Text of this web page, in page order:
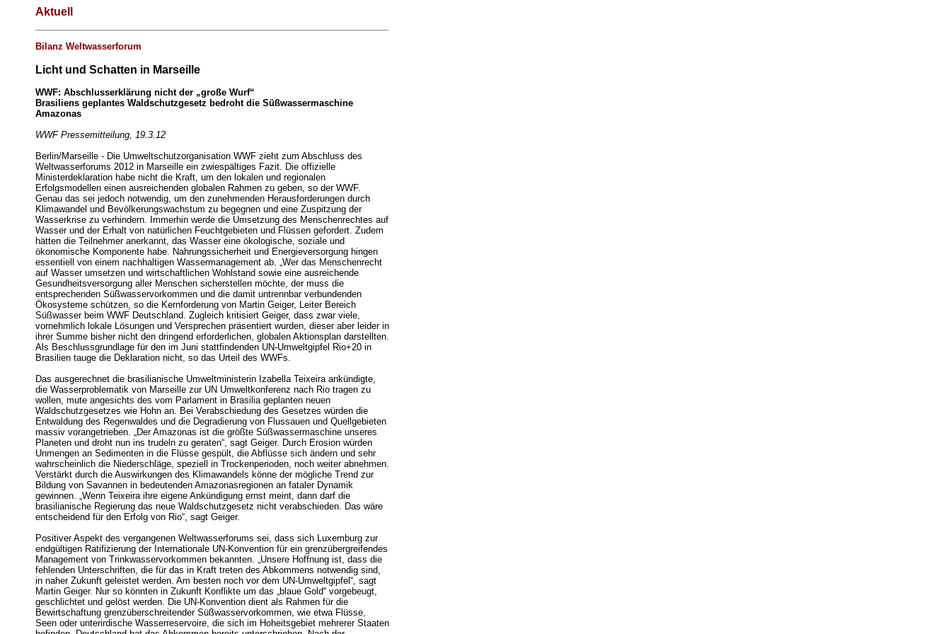
Aktuell
Bilanz Weltwasserforum
Licht und Schatten in Marseille
WWF: Abschlusserklärung nicht der „große Wurf“
Brasiliens geplantes Waldschutzgesetz bedroht die Süßwassermaschine
Amazonas
WWF Pressemitteilung, 19.3.12
Berlin/Marseille - Die Umweltschutzorganisation WWF zieht zum Abschluss des
Weltwasserforums 2012 in Marseille ein zwiespältiges Fazit. Die offizielle
Ministerdeklaration habe nicht die Kraft, um den lokalen und regionalen
Erfolgsmodellen einen ausreichenden globalen Rahmen zu geben, so der WWF.
Genau das sei jedoch notwendig, um den zunehmenden Herausforderungen durch
Klimawandel und Bevölkerungswachstum zu begegnen und eine Zuspitzung der
Wasserkrise zu verhindern. Immerhin werde die Umsetzung des Menschenrechtes auf
Wasser und der Erhalt von natürlichen Feuchtgebieten und Flüssen gefordert. Zudem
hätten die Teilnehmer anerkannt, das Wasser eine ökologische, soziale und
ökonomische Komponente habe. Nahrungssicherheit und Energieversorgung hingen
essentiell von einem nachhaltigen Wassermanagement ab. „Wer das Menschenrecht
auf Wasser umsetzen und wirtschaftlichen Wohlstand sowie eine ausreichende
Gesundheitsversorgung aller Menschen sicherstellen möchte, der muss die
entsprechenden Süßwasservorkommen und die damit untrennbar verbundenden
Ökosysteme schützen, so die Kernforderung von Martin Geiger, Leiter Bereich
Süßwasser beim WWF Deutschland. Zugleich kritisiert Geiger, dass zwar viele,
vornehmlich lokale Lösungen und Versprechen präsentiert wurden, dieser aber leider in
ihrer Summe bisher nicht den dringend erforderlichen, globalen Aktionsplan darstellten.
Als Beschlussgrundlage für den im Juni stattfindenden UN-Umweltgipfel Rio+20 in
Brasilien tauge die Deklaration nicht, so das Urteil des WWFs.
Das ausgerechnet die brasilianische Umweltministerin Izabella Teixeira ankündigte,
die Wasserproblematik von Marseille zur UN Umweltkonferenz nach Rio tragen zu
wollen, mute angesichts des vom Parlament in Brasilia geplanten neuen
Waldschutzgesetzes wie Hohn an. Bei Verabschiedung des Gesetzes würden die
Entwaldung des Regenwaldes und die Degradierung von Flussauen und Quellgebieten
massiv vorangetrieben. „Der Amazonas ist die größte Süßwassermaschine unseres
Planeten und droht nun ins trudeln zu geraten“, sagt Geiger. Durch Erosion würden
Unmengen an Sedimenten in die Flüsse gespült, die Abflüsse sich ändern und sehr
wahrscheinlich die Niederschläge, speziell in Trockenperioden, noch weiter abnehmen.
Verstärkt durch die Auswirkungen des Klimawandels könne der mögliche Trend zur
Bildung von Savannen in bedeutenden Amazonasregionen an fataler Dynamik
gewinnen. „Wenn Teixeira ihre eigene Ankündigung ernst meint, dann darf die
brasilianische Regierung das neue Waldschutzgesetz nicht verabschieden. Das wäre
entscheidend für den Erfolg von Rio“, sagt Geiger.
Positiver Aspekt des vergangenen Weltwasserforums sei, dass sich Luxemburg zur
endgültigen Ratifizierung der Internationale UN-Konvention für ein grenzübergreifendes
Management von Trinkwasservorkommen bekannten. „Unsere Hoffnung ist, dass die
fehlenden Unterschriften, die für das in Kraft treten des Abkommens notwendig sind,
in naher Zukunft geleistet werden. Am besten noch vor dem UN-Umweltgipfel“, sagt
Martin Geiger. Nur so könnten in Zukunft Konflikte um das „blaue Gold“ vorgebeugt,
geschlichtet und gelöst werden. Die UN-Konvention dient als Rahmen für die
Bewirtschaftung grenzüberschreitender Süßwasservorkommen, wie etwa Flüsse,
Seen oder unterirdische Wasserreservoire, die sich im Hoheitsgebiet mehrerer Staaten